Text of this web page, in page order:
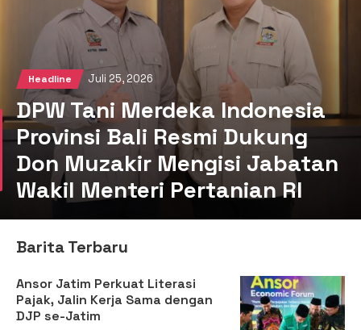
Headline Juli 25, 2026
DPW Tani Merdeka Indonesia
Provinsi Bali Resmi Dukung
Don Muzakir Mengisi Jabatan
Wakil Menteri Pertanian RI
Barita Terbaru
Ansor Jatim Perkuat Literasi
Pajak, Jalin Kerja Sama dengan
DJP se-Jatim